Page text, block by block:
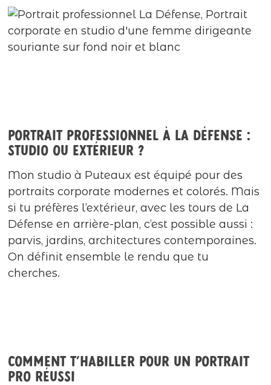
Portrait professionnel à La Défense :
studio ou extérieur ?
Mon studio à Puteaux est équipé pour des
portraits corporate modernes et colorés. Mais
si tu préfères l’extérieur, avec les tours de La
Défense en arrière-plan, c’est possible aussi :
parvis, jardins, architectures contemporaines.
On définit ensemble le rendu que tu
cherches.
Comment t’habiller pour un portrait
pro réussi